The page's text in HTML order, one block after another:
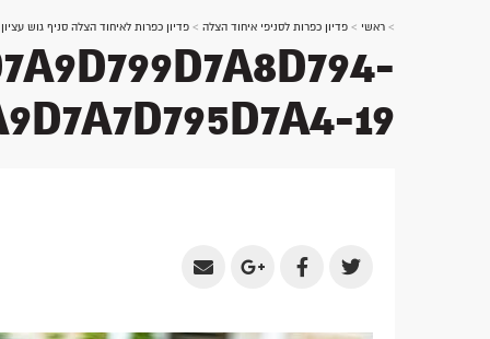
> ראשי > פדיון כפרות לסניפי איחוד הצלה > פדיון כפרות לאיחוד הצלה סניף גוש עציון
19
Share
Share
Share
Share